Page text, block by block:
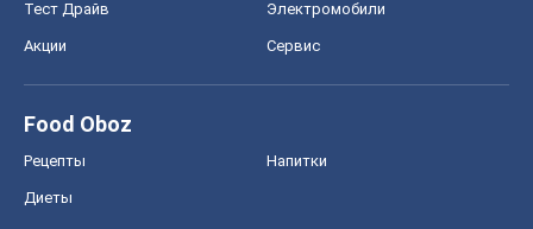
Тест Драйв Электромобили
Акции Сервис
Food Oboz
Рецепты Напитки
Диеты